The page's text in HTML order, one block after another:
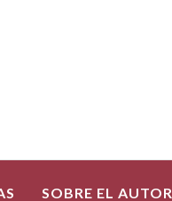
SOBRE EL AUTOR